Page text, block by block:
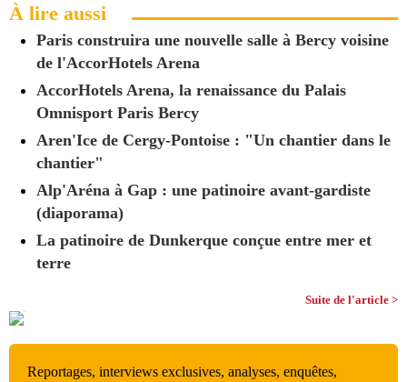
À lire aussi
Paris construira une nouvelle salle à Bercy voisine
de l'AccorHotels Arena
AccorHotels Arena, la renaissance du Palais
Omnisport Paris Bercy
Aren'Ice de Cergy-Pontoise : "Un chantier dans le
chantier"
Alp'Aréna à Gap : une patinoire avant-gardiste
(diaporama)
La patinoire de Dunkerque conçue entre mer et
terre
Suite de l'article >
Reportages, interviews exclusives, analyses, enquêtes,